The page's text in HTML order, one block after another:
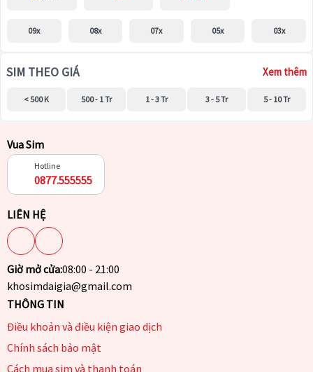
09x 08x 07x 05x 03x
SIM THEO GIÁ Xem thêm
< 500 K 500 - 1 Tr 1 - 3 Tr 3 - 5 Tr 5 - 10 Tr
Vua Sim
Hotline
0877.555555
LIÊN HỆ
Giờ mở cửa:08:00 - 21:00
khosimdaigia@gmail.com
THÔNG TIN
Điều khoản và điều kiện giao dịch
Chính sách bảo mật
Cách mua sim và thanh toán